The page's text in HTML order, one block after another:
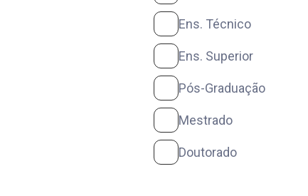
Ens. Técnico
Ens. Superior
Pós-Graduação
Mestrado
Doutorado